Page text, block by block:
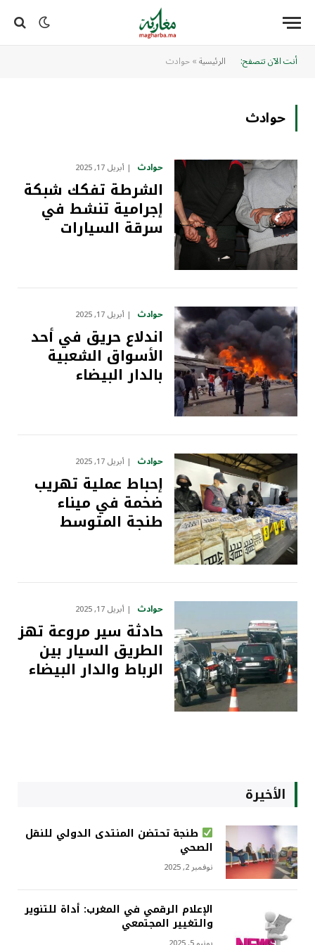
أنت الآن تتصفح: الرئيسية»حوادث
حوادث
حوادث أبريل 17, 2025
الشرطة تفكك شبكة
إجرامية تنشط في
سرقة السيارات
حوادث أبريل 17, 2025
اندلاع حريق في أحد
الأسواق الشعبية
بالدار البيضاء
حوادث أبريل 17, 2025
إحباط عملية تهريب
ضخمة في ميناء
طنجة المتوسط
حوادث أبريل 17, 2025
حادثة سير مروعة تهز
الطريق السيار بين
الرباط والدار البيضاء
الأخيرة
طنجة تحتضن المنتدى الدولي للنقل
الصحي
نوفمبر 2, 2025
الإعلام الرقمي في المغرب: أداة للتنوير
والتغيير المجتمعي